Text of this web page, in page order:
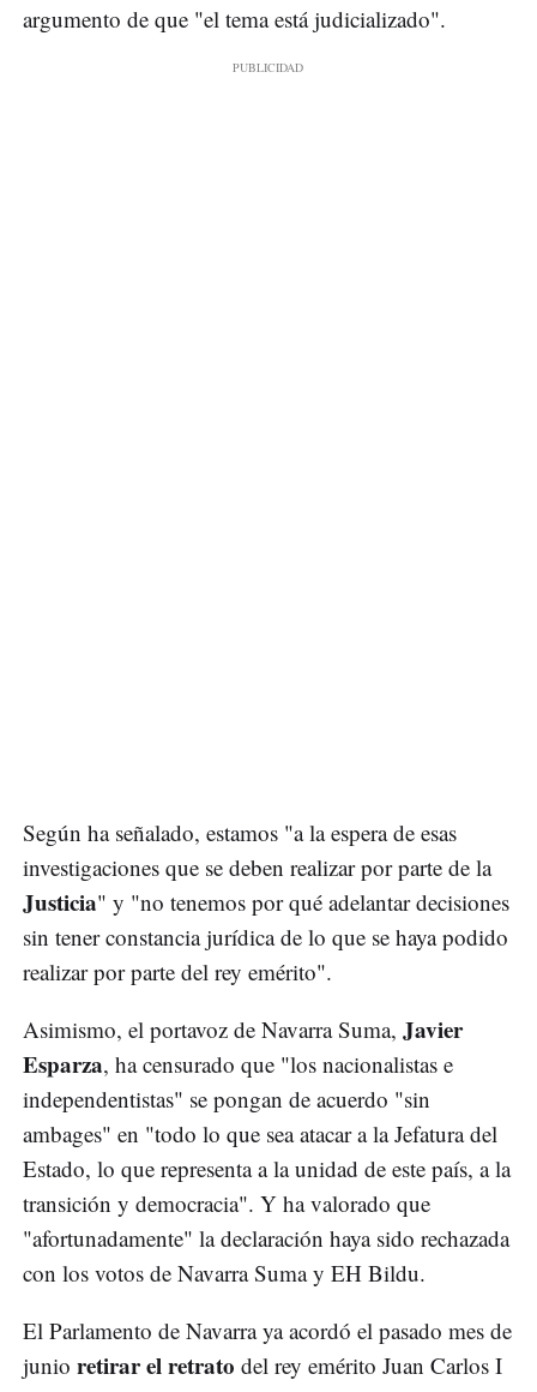
argumento de que "el tema está judicializado".
Según ha señalado, estamos "a la espera de esas
investigaciones que se deben realizar por parte de la
Justicia" y "no tenemos por qué adelantar decisiones
sin tener constancia jurídica de lo que se haya podido
realizar por parte del rey emérito".
Asimismo, el portavoz de Navarra Suma, Javier
Esparza, ha censurado que "los nacionalistas e
independentistas" se pongan de acuerdo "sin
ambages" en "todo lo que sea atacar a la Jefatura del
Estado, lo que representa a la unidad de este país, a la
transición y democracia". Y ha valorado que
"afortunadamente" la declaración haya sido rechazada
con los votos de Navarra Suma y EH Bildu.
El Parlamento de Navarra ya acordó el pasado mes de
junio retirar el retrato del rey emérito Juan Carlos I